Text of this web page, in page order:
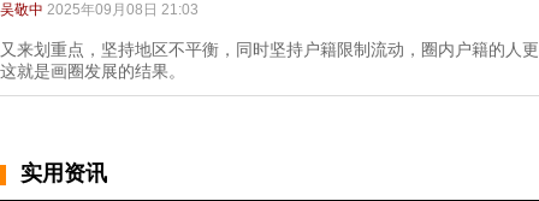
吴敬中 2025年09月08日 21:03
又来划重点，坚持地区不平衡，同时坚持户籍限制流动，圈内户籍的人
这就是画圈发展的结果。
实用资讯